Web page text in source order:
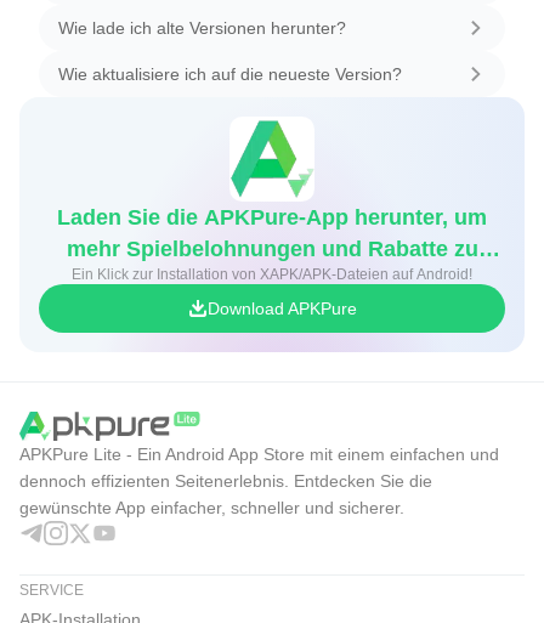
Wie lade ich alte Versionen herunter?
Wie aktualisiere ich auf die neueste Version?
Laden Sie die APKPure-App herunter, um
mehr Spielbelohnungen und Rabatte zu
erhalten
Ein Klick zur Installation von XAPK/APK-Dateien auf Android!
Download APKPure
APKPure Lite - Ein Android App Store mit einem einfachen und
dennoch effizienten Seitenerlebnis. Entdecken Sie die
gewünschte App einfacher, schneller und sicherer.
SERVICE